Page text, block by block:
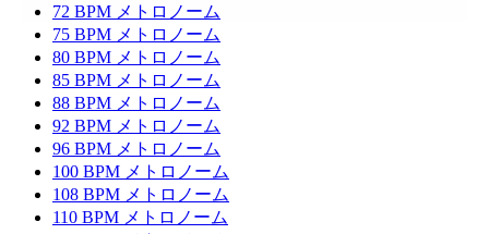
72 BPM メトロノーム
75 BPM メトロノーム
80 BPM メトロノーム
85 BPM メトロノーム
88 BPM メトロノーム
92 BPM メトロノーム
96 BPM メトロノーム
100 BPM メトロノーム
108 BPM メトロノーム
110 BPM メトロノーム